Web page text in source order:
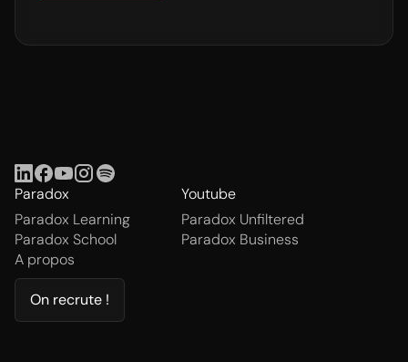
Paradox
Paradox Learning
Paradox School
A propos
On recrute !
Youtube
Paradox Unfiltered
Paradox Business